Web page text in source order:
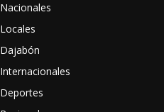
Nacionales
Locales
Dajabón
Internacionales
Deportes